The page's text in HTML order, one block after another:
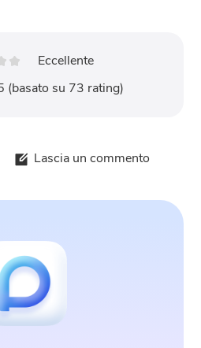
Eccellente
(basato su 73 rating)
Lascia un commento